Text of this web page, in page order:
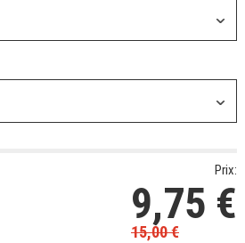
Prix:
9,75 €
15,00€